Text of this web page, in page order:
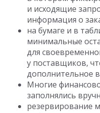
и исходящие
информация о
на бумаге и в
минимальные
для
у поставщиков,
дополнительное
Многие
заполнялись
резервирование